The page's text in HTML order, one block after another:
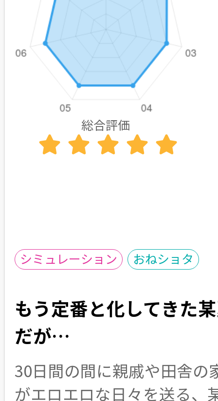
総合評価
シミュレーション おねショタ
もう定番と化してきた
だが…
30日間の間に親戚や田舎の
がエロエロな日々を送る、